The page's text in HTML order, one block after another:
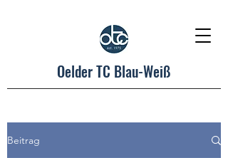
Oelder TC Blau-Weiß
Beitrag